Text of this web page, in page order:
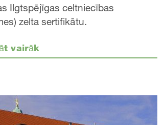
Ilgtspējīgas celtniecības
zelta sertifikātu.
vairāk